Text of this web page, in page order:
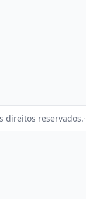
direitos reservados.·